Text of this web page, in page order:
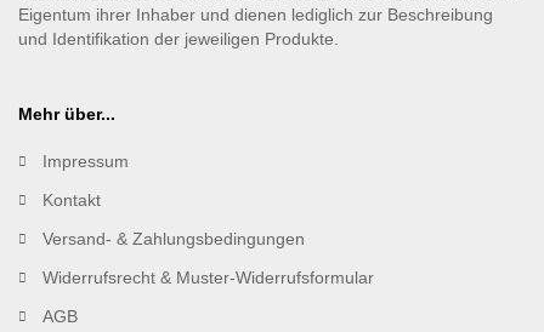
Eigentum ihrer Inhaber und dienen lediglich zur Beschreibung
und Identifikation der jeweiligen Produkte.
Mehr über...
Impressum
Kontakt
Versand- & Zahlungsbedingungen
Widerrufsrecht & Muster-Widerrufsformular
AGB